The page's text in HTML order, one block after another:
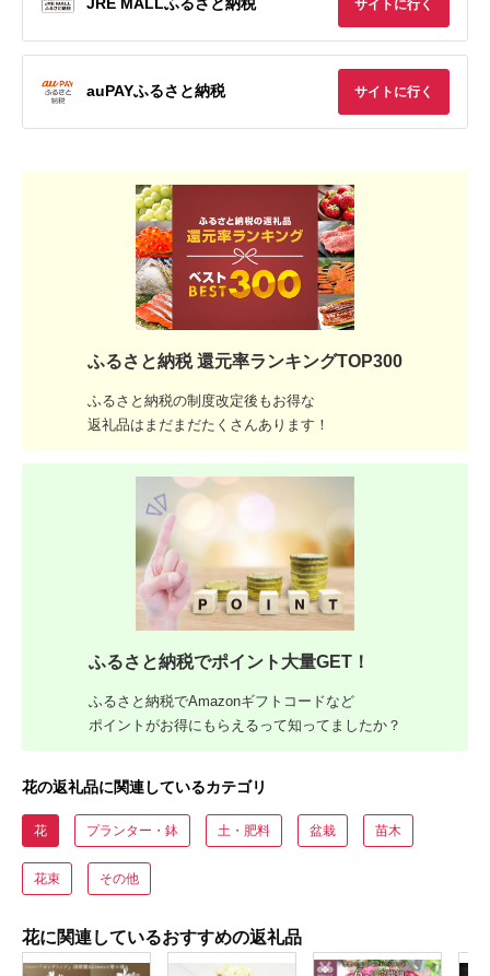
サイトに行く
auPAYふるさと納税 サイトに行く
ふるさと納税 還元率ランキングTOP300
ふるさと納税の制度改定後もお得な
返礼品はまだまだたくさんあります！
ふるさと納税でポイント大量GET！
ふるさと納税でAmazonギフトコードなど
ポイントがお得にもらえるって知ってましたか？
花の返礼品に関連しているカテゴリ
花 プランター・鉢 土・肥料 盆栽 苗木
花束 その他
花に関連しているおすすめの返礼品